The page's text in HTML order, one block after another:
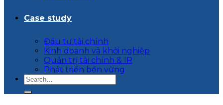
Case study
Đầu tư tài chính
Kinh doanh và khởi nghiệp
Quản trị tài chính & IR
Phát triển bền vững